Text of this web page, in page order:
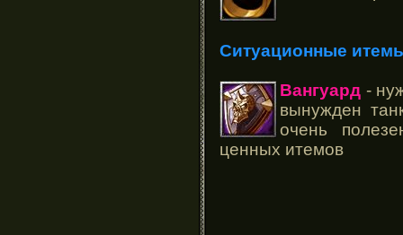
Ситуационные
Вангуард -
вынужден
очень
ценных итемов